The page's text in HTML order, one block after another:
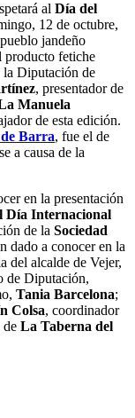
al Día del
12 de octubre,
jandeño
producto fetiche
la Diputación de
, presentador de
Manuela
de esta edición.
Barra, fue el de
a causa de la
en la presentación
Día Internacional
de la Sociedad
dado a conocer en la
del alcalde de Vejer,
de Diputación,
Tania Barcelona;
Colsa, coordinador
de La Taberna del